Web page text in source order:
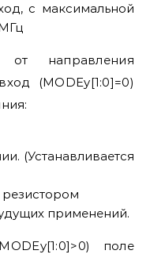
с максимальной
от направления
(MODEy[1:0]=0)
(Устанавливается
применений.
поле